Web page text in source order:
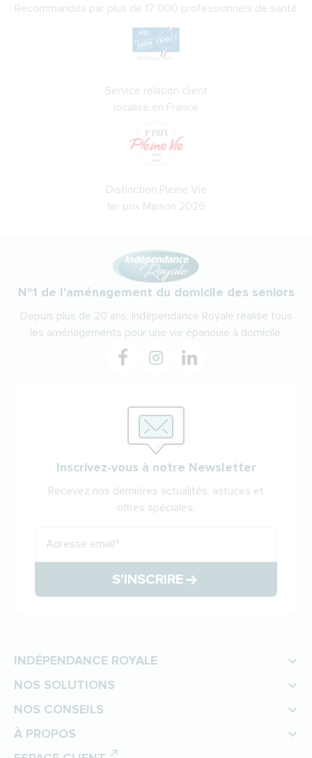
Recommandés par plus de 17 000 professionnels de santé
Service relation client
localisé en France
Distinction Pleine Vie
1er prix Maison 2026
N°1 de l'aménagement du domicile des seniors
Depuis plus de 20 ans, Indépendance Royale réalise tous
les aménagements pour une vie épanouie à domicile.
Inscrivez-vous à notre Newsletter
Recevez nos dernières actualités, astuces et
offres spéciales.
Adresse email*
S'INSCRIRE
INDÉPENDANCE ROYALE
NOS SOLUTIONS
NOS CONSEILS
À PROPOS